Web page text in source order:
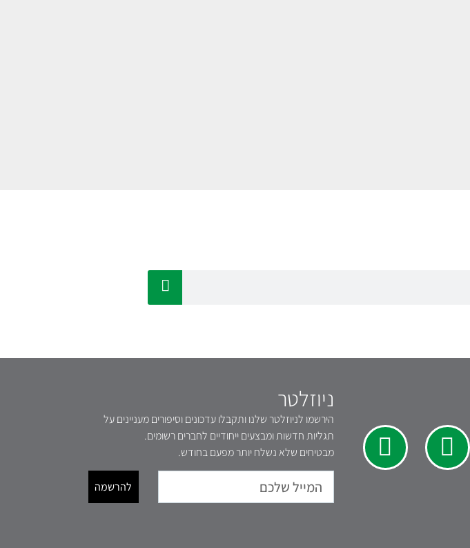
ניוזלטר
הירשמו לניוזלטר שלנו ותקבלו עדכונים וסיפורים מעניינים על
תגליות חדשות ומבצעים ייחודיים לחברים רשומים.
מבטיחים שלא נשלח יותר מפעם בחודש.
להרשמה